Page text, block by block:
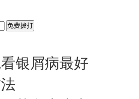
银屑病最好